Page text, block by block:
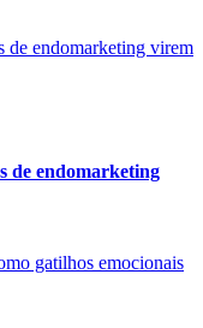
de endomarketing